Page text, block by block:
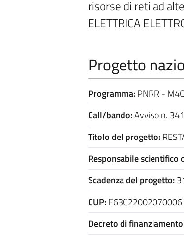
risorse di reti ad
ELETTRICA
Progetto
Programma:PNRR -
Call/bando:Avviso n.
Titolo del progetto:
Responsabile scientifico
Scadenza del progetto:
CUP:E63C22002070006
Decreto di